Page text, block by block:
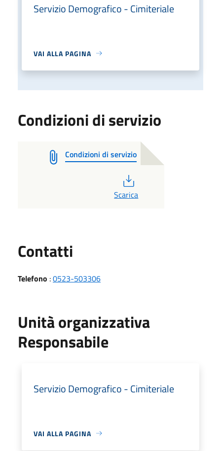
Servizio Demografico - Cimiteriale
VAI ALLA PAGINA
Condizioni di servizio
Condizioni di servizio
Scarica
Contatti
Telefono :0523-503306
Unità organizzativa
Responsabile
Servizio Demografico - Cimiteriale
VAI ALLA PAGINA